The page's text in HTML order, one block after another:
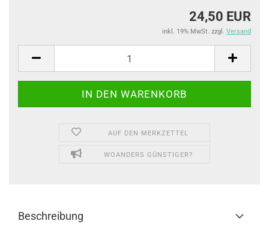
24,50 EUR
inkl. 19% MwSt. zzgl. Versand
AUF DEN MERKZETTEL
WOANDERS GÜNSTIGER?
Beschreibung